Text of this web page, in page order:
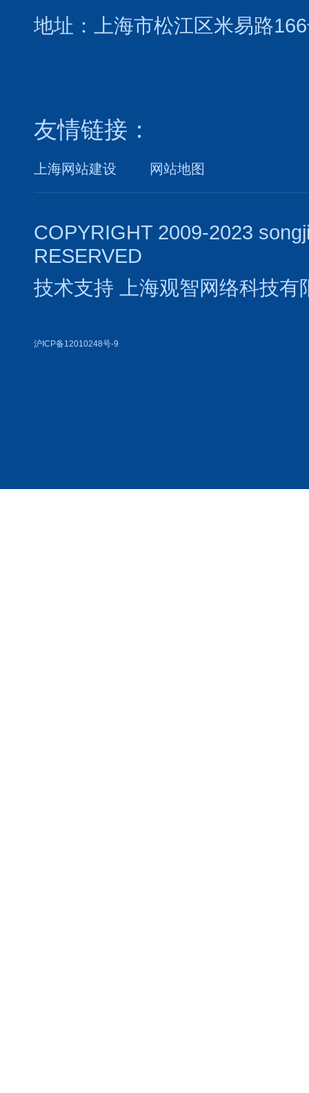
地址：上海市松江区米易路
友情链接：
上海网站建设 网站地图
COPYRIGHT 2009-2023
RESERVED
技术支持
上海观智网络科技有
沪ICP备12010248号-9